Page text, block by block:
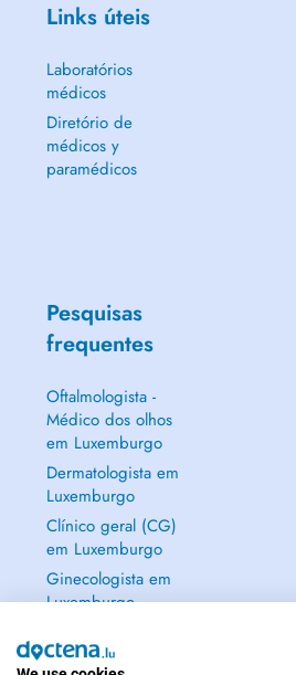
Links úteis
Laboratórios
médicos
Diretório de
médicos y
paramédicos
Pesquisas
frequentes
Oftalmologista -
Médico dos olhos
em Luxemburgo
Dermatologista em
Luxemburgo
Clínico geral (CG)
em Luxemburgo
Ginecologista em
Luxemburgo